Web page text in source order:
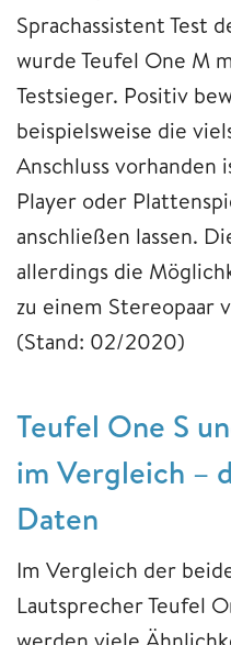
Sprachassistent Test
wurde Teufel One M
Testsieger. Positiv
beispielsweise die
Anschluss
Player oder
anschließen lassen.
allerdings die
zu einem Stereopaar
(Stand: 02/2020)
Teufel One S
im Vergleich –
Daten
Im Vergleich der
Lautsprecher Teufel